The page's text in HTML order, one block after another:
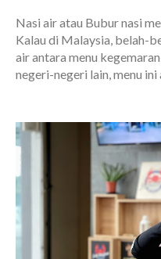
Nasi air atau Bubur nasi
Kalau di Malaysia, belah-
air antara menu
negeri-negeri lain, menu